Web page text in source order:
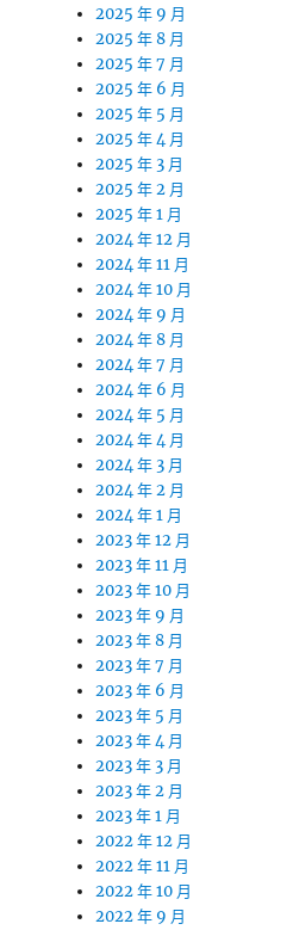
2025 年 9 月
2025 年 8 月
2025 年 7 月
2025 年 6 月
2025 年 5 月
2025 年 4 月
2025 年 3 月
2025 年 2 月
2025 年 1 月
2024 年 12 月
2024 年 11 月
2024 年 10 月
2024 年 9 月
2024 年 8 月
2024 年 7 月
2024 年 6 月
2024 年 5 月
2024 年 4 月
2024 年 3 月
2024 年 2 月
2024 年 1 月
2023 年 12 月
2023 年 11 月
2023 年 10 月
2023 年 9 月
2023 年 8 月
2023 年 7 月
2023 年 6 月
2023 年 5 月
2023 年 4 月
2023 年 3 月
2023 年 2 月
2023 年 1 月
2022 年 12 月
2022 年 11 月
2022 年 10 月
2022 年 9 月